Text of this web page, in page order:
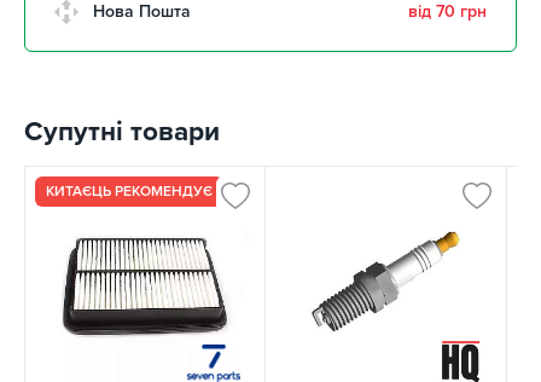
Клинцівський авторинок
м. Київ, вул. Остафія
3 шт
Нова Пошта від 70 грн
Супутні товари
КИТАЄЦЬ РЕКОМЕНДУЄ